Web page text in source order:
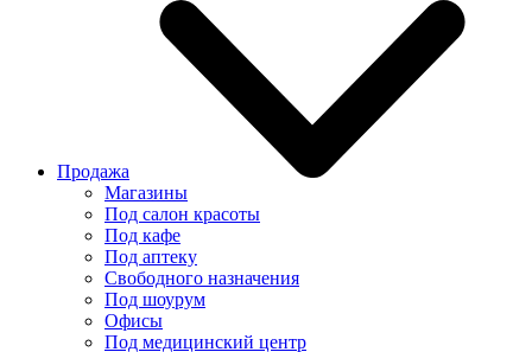
Продажа
Магазины
Под салон красоты
Под кафе
Под аптеку
Свободного назначения
Под шоурум
Офисы
Под медицинский центр